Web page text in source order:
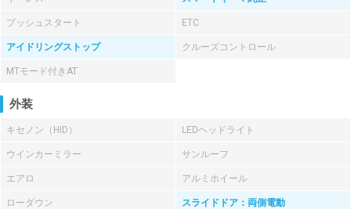
プッシュスタート ETC
アイドリングストップ クルーズコントロール
MTモード付きAT
外装
キセノン（HID） LEDヘッドライト
ウインカーミラー サンルーフ
エアロ アルミホイール
ローダウン スライドドア：両側電動